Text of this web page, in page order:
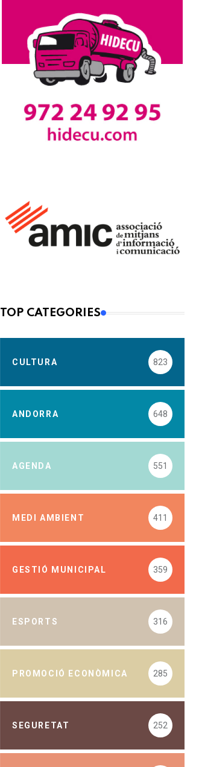
TOP CATEGORIES
CULTURA 823
ANDORRA 648
AGENDA 551
MEDI AMBIENT 411
GESTIÓ MUNICIPAL 359
ESPORTS 316
PROMOCIÓ ECONÒMICA 285
SEGURETAT 252